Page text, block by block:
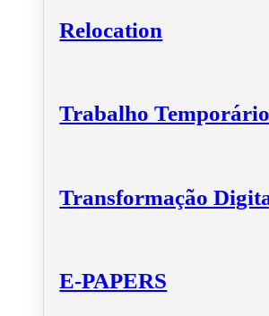
Relocation
Trabalho Temporário
Transformação
E-PAPERS